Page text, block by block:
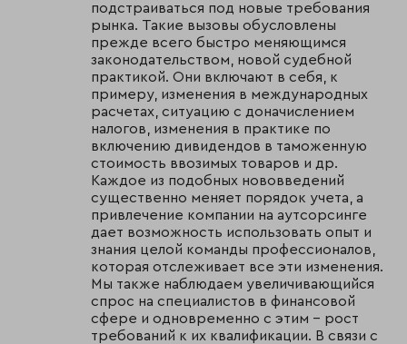
подстраиваться под новые требования
рынка. Такие вызовы обусловлены
прежде всего быстро меняющимся
законодательством, новой судебной
практикой. Они включают в себя, к
примеру, изменения в международных
расчетах, ситуацию с доначислением
налогов, изменения в практике по
включению дивидендов в таможенную
стоимость ввозимых товаров и др.
Каждое из подобных нововведений
существенно меняет порядок учета, а
привлечение компании на аутсорсинге
дает возможность использовать опыт и
знания целой команды профессионалов,
которая отслеживает все эти изменения.
Мы также наблюдаем увеличивающийся
спрос на специалистов в финансовой
сфере и одновременно с этим – рост
требований к их квалификации. В связи с